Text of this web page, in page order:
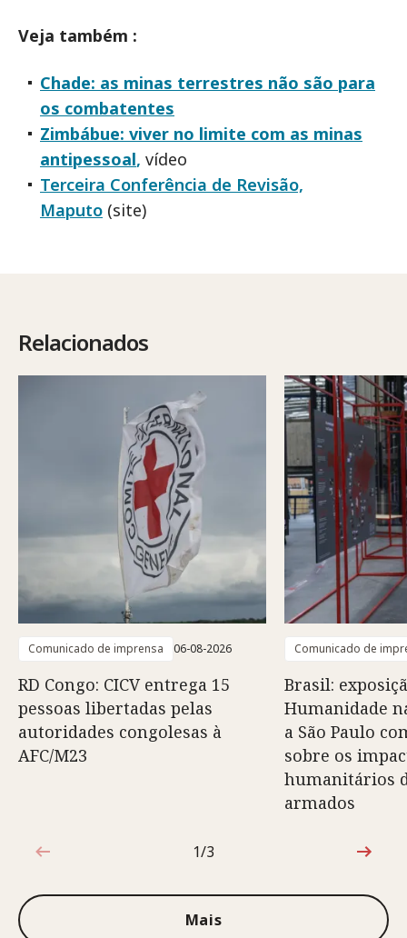
Veja também :
Chade: as minas terrestres não são para
os combatentes
Zimbábue: viver no limite com as minas
antipessoal, vídeo
Terceira Conferência de Revisão,
Maputo (site)
Relacionados
Comunicado de imprensa 06-08-2026
RD Congo: CICV entrega 15
pessoas libertadas pelas
autoridades congolesas à
AFC/M23
Comunicado de
Brasil:
Humanidade
a São Paulo
sobre os
humanitários
armados
1 de 3
1/3
Mais